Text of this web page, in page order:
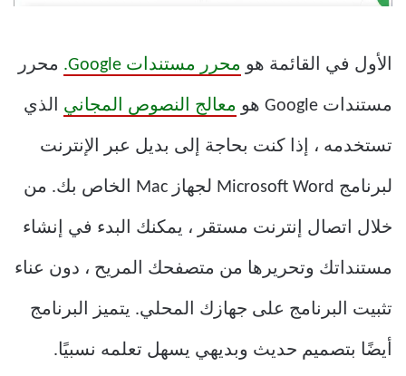
الأول في القائمة هو محرر مستندات Google. محرر
مستندات Google هو معالج النصوص المجاني الذي
تستخدمه ، إذا كنت بحاجة إلى بديل عبر الإنترنت
لبرنامج Microsoft Word لجهاز Mac الخاص بك. من
خلال اتصال إنترنت مستقر ، يمكنك البدء في إنشاء
مستنداتك وتحريرها من متصفحك المريح ، دون عناء
تثبيت البرنامج على جهازك المحلي. يتميز البرنامج
أيضًا بتصميم حديث وبديهي يسهل تعلمه نسبيًا.